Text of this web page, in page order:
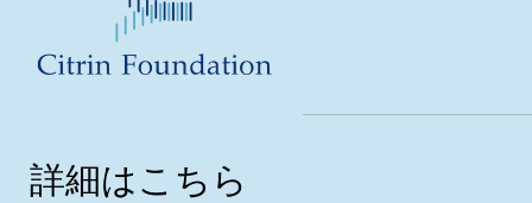
詳細はこちら